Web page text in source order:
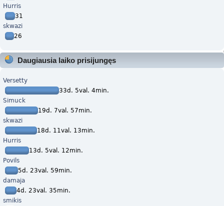
Hurris
31
skwazi
26
Daugiausia laiko prisijungęs
Versetty
33d. 5val. 4min.
Simuck
19d. 7val. 57min.
skwazi
18d. 11val. 13min.
Hurris
13d. 5val. 12min.
Povils
5d. 23val. 59min.
damaja
4d. 23val. 35min.
smikis